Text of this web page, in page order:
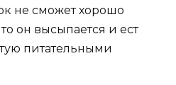
не сможет хорошо
он высыпается и ест
питательными